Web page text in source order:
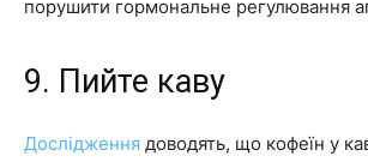
порушити гормональне регулювання
9. Пийте каву
Дослідження доводять, що кофеїн у